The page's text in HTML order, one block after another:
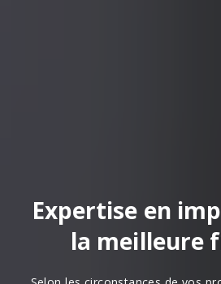
Expertise en
la meilleure